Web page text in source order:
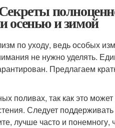
осенью и зимой
по уходу, ведь особых
не нужно уделять.
Предлагаем
поливах, так как это может
Следует
лучше часто и понемногу,